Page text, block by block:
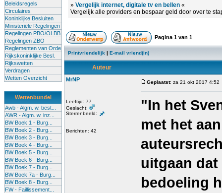
Beleidsregels
Circulaires
Koninklijke Besluiten
Ministeriële Regelingen
Regelingen PBO/OLBB
Regelingen ZBO
Reglementen van Orde
Rijkskoninklijke Besl.
Rijkswetten
Verdragen
Wetten Overzicht
Wettenbundel
Awb - Algm. w. best...
AWR - Algm. w. inz...
BW Boek 1 - Burg...
BW Boek 2 - Burg...
BW Boek 3 - Burg...
BW Boek 4 - Burg...
BW Boek 5 - Burg...
BW Boek 6 - Burg...
BW Boek 7 - Burg...
BW Boek 7a - Burg...
BW Boek 8 - Burg...
FW - Faillissement...
» Vergelijk internet, digitale tv en bellen «
Vergelijk alle providers en bespaar geld door over te
Pagina 1 van 1
Printvriendelijk | E-mail vriend(in)
Auteur
MrNP
Leeftijd: 77
Geslacht:
Sterrenbeeld:
Berichten: 42
Geplaatst: za 21 okt 2017 4:52
"In het
met het
uitgaan
bedoeling